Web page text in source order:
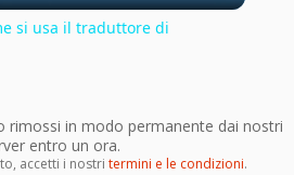
si usa il traduttore di
rimossi in modo permanente dai nostri
entro un ora.
accetti i nostri termini e le condizioni.